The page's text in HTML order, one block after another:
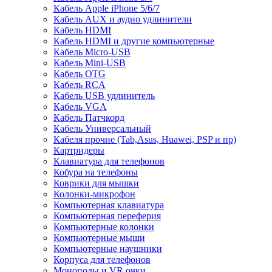
Кабель Apple iPhone 5/6/7
Кабель AUX и аудио удлинители
Кабель HDMI
Кабель HDMI и другие компьютерные
Кабель Micro-USB
Кабель Mini-USB
Кабель OTG
Кабель RCA
Кабель USB удлинитель
Кабель VGA
Кабель Патчкорд
Кабель Универсальный
Кабеля прочие (Tab,Asus, Huawei, PSP и пр)
Картридеры
Клавиатура для телефонов
Кобура на телефоны
Коврики для мышки
Колонки-микрофон
Компьютерная клавиатура
Компьютерная переферия
Компьютерные колонки
Компьютерные мыши
Компьютерные наушники
Корпуса для телефонов